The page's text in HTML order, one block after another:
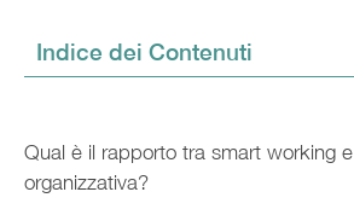
Indice dei Contenuti
Qual è il rapporto tra smart working
organizzativa?